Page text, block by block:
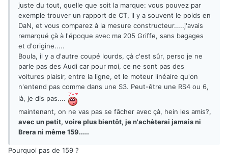
juste du tout, quelle que soit la marque: vous pouvez par
exemple trouver un rapport de CT, il y a souvent le poids en
DaN, et vous comparez à la mesure constructeur.....j'avais
remarqué çà à l'époque avec ma 205 Griffe, sans bagages
et d'origine.....
Boula, il y a d'autre coupé lourds, çà c'est sûr, perso je ne
parle pas des Audi car pour moi, ce ne sont pas des
voitures plaisir, entre la ligne, et le moteur linéaire qu'on
n'entend pas comme dans une S3. Peut-être une RS4 ou 6,
là, je dis pas....
maintenant, on ne vas pas se fâcher avec çà, hein les amis?,
avec un petit, voire plus bientôt, je n'achèterai jamais ni
Brera ni même 159.....
Pourquoi pas de 159 ?